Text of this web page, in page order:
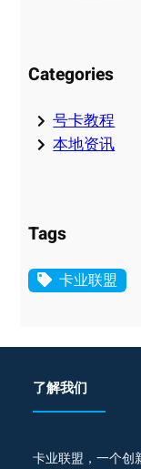
Categories
号卡教程
本地资讯
Tags
卡业联盟
了解我们
卡业联盟，一个创